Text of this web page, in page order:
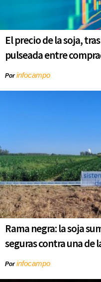
El precio de la soja,
pulseada entre
Porinfocampo
Rama negra: la soja
seguras contra una de
Porinfocampo